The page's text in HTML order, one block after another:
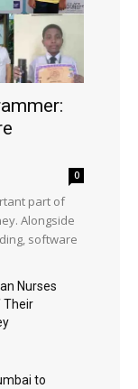
0
part of
Alongside
software
Nurses
Their
to